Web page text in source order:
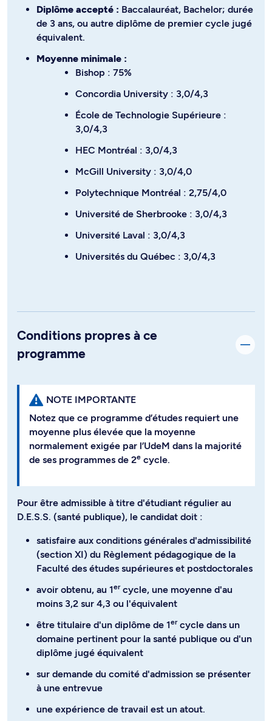
Diplôme accepté : Baccalauréat, Bachelor; durée
de 3 ans, ou autre diplôme de premier cycle jugé
équivalent.
Moyenne minimale :
Bishop : 75%
Concordia University : 3,0/4,3
École de Technologie Supérieure :
3,0/4,3
HEC Montréal : 3,0/4,3
McGill University : 3,0/4,0
Polytechnique Montréal : 2,75/4,0
Université de Sherbrooke : 3,0/4,3
Université Laval : 3,0/4,3
Universités du Québec : 3,0/4,3
Conditions propres à ce
programme
NOTE IMPORTANTE
Notez que ce programme d’études requiert une
moyenne plus élevée que la moyenne
normalement exigée par l’UdeM dans la majorité
de ses programmes de 2e cycle.
Pour être admissible à titre d'étudiant régulier au
D.E.S.S. (santé publique), le candidat doit :
satisfaire aux conditions générales d'admissibilité
(section XI) du Règlement pédagogique de la
Faculté des études supérieures et postdoctorales
avoir obtenu, au 1ercycle, une moyenne d'au
moins 3,2 sur 4,3 ou l'équivalent
être titulaire d'un diplôme de 1ercycle dans un
domaine pertinent pour la santé publique ou d'un
diplôme jugé équivalent
sur demande du comité d'admission se présenter
à une entrevue
une expérience de travail est un atout.